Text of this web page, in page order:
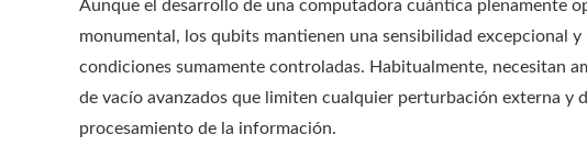
Aunque el desarrollo de una computadora cuántica plenamente
monumental, los qubits mantienen una sensibilidad excepcional
condiciones sumamente controladas. Habitualmente, necesitan
de vacío avanzados que limiten cualquier perturbación externa y
procesamiento de la información.